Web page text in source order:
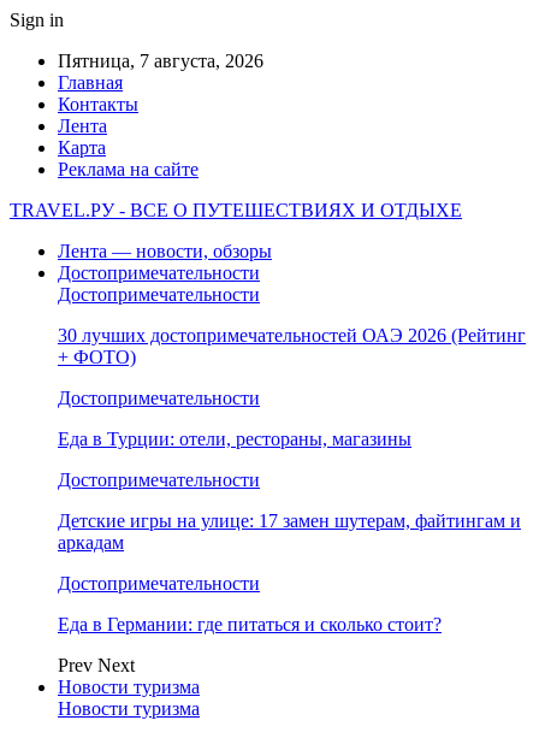
Sign in
Пятница, 7 августа, 2026
Главная
Контакты
Лента
Карта
Реклама на сайте
TRAVEL.РУ - ВСЕ О ПУТЕШЕСТВИЯХ И ОТДЫХЕ
Лента — новости, обзоры
Достопримечательности
Достопримечательности
30 лучших достопримечательностей ОАЭ 2026 (Рейтинг
+ ФОТО)
Достопримечательности
Еда в Турции: отели, рестораны, магазины
Достопримечательности
Детские игры на улице: 17 замен шутерам, файтингам и
аркадам
Достопримечательности
Еда в Германии: где питаться и сколько стоит?
Prev Next
Новости туризма
Новости туризма